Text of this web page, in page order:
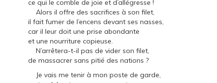
ce qui le comble de joie et d’allégresse !
Alors il offre des sacrifices à son filet,
il fait fumer de l’encens devant ses nasses,
car il leur doit une prise abondante
et une nourriture copieuse.
N’arrêtera-t-il pas de vider son filet,
de massacrer sans pitié des nations ?
Je vais me tenir à mon poste de garde,